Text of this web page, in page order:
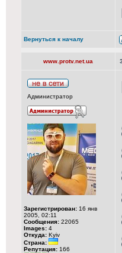
Вернуться к началу
www.protv.net.ua
Администратор
Зарегистрирован: 16 янв
2005, 02:11
Сообщения: 22065
Images: 4
Откуда: Kyiv
Страна:
Репутация: 166